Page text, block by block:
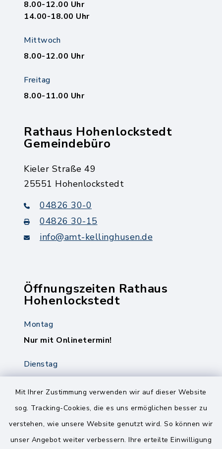
Mit Ihrer Zustimmung verwenden wir auf dieser Website
sog. Tracking-Cookies, die es uns ermöglichen besser zu
verstehen, wie unsere Website genutzt wird. So können wir
unser Angebot weiter verbessern. Ihre erteilte Einwilligung
8.00-12.00 Uhr
14.00-18.00 Uhr
Mittwoch
8.00-12.00 Uhr
Freitag
8.00-11.00 Uhr
Rathaus Hohenlockstedt
Gemeindebüro
Kieler Straße 49
25551 Hohenlockstedt
04826 30-0
04826 30-15
info@amt-kellinghusen.de
Öffnungszeiten Rathaus
Hohenlockstedt
Montag
Nur mit Onlinetermin!
Dienstag
8.00-12.00 Uhr
14.00-18.00 Uhr